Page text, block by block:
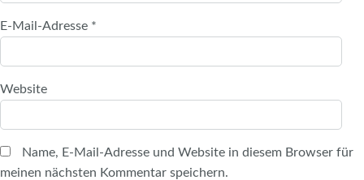
E-Mail-Adresse *
Website
Name, E-Mail-Adresse und Website in diesem Browser für
meinen nächsten Kommentar speichern.